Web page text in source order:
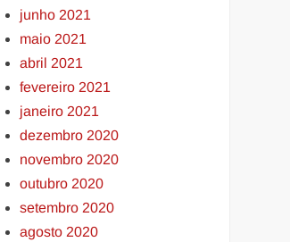
junho 2021
maio 2021
abril 2021
fevereiro 2021
janeiro 2021
dezembro 2020
novembro 2020
outubro 2020
setembro 2020
agosto 2020